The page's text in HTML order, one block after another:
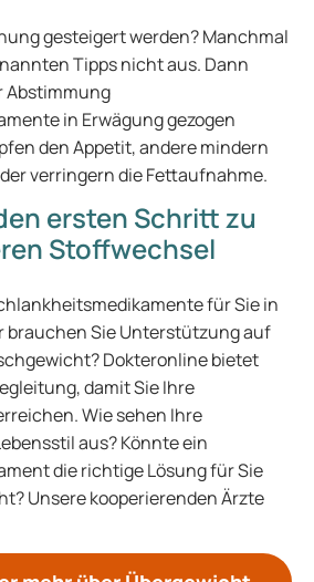
gesteigert werden? Manchmal
Tipps nicht aus. Dann
Abstimmung
in Erwägung gezogen
den Appetit, andere mindern
verringern die Fettaufnahme.
ersten Schritt zu
Stoffwechsel
für Sie in
brauchen Sie Unterstützung auf
Dokteronline bietet
damit Sie Ihre
Wie sehen Ihre
aus? Könnte ein
die richtige Lösung für Sie
Unsere kooperierenden Ärzte